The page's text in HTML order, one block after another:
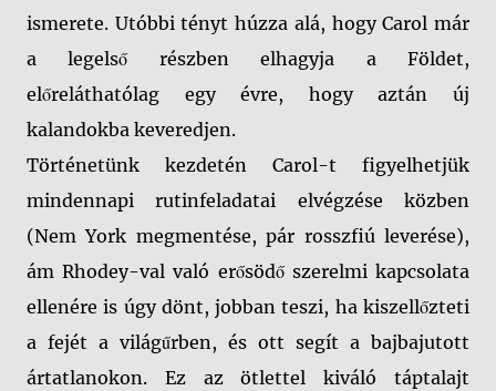
ismerete. Utóbbi tényt húzza alá, hogy Carol már
a legelső részben elhagyja a Földet,
előreláthatólag egy évre, hogy aztán új
kalandokba keveredjen.
Történetünk kezdetén Carol-t figyelhetjük
mindennapi rutinfeladatai elvégzése közben
(Nem York megmentése, pár rosszfiú leverése),
ám Rhodey-val való erősödő szerelmi kapcsolata
ellenére is úgy dönt, jobban teszi, ha kiszellőzteti
a fejét a világűrben, és ott segít a bajbajutott
ártatlanokon. Ez az ötlettel kiváló táptalajt